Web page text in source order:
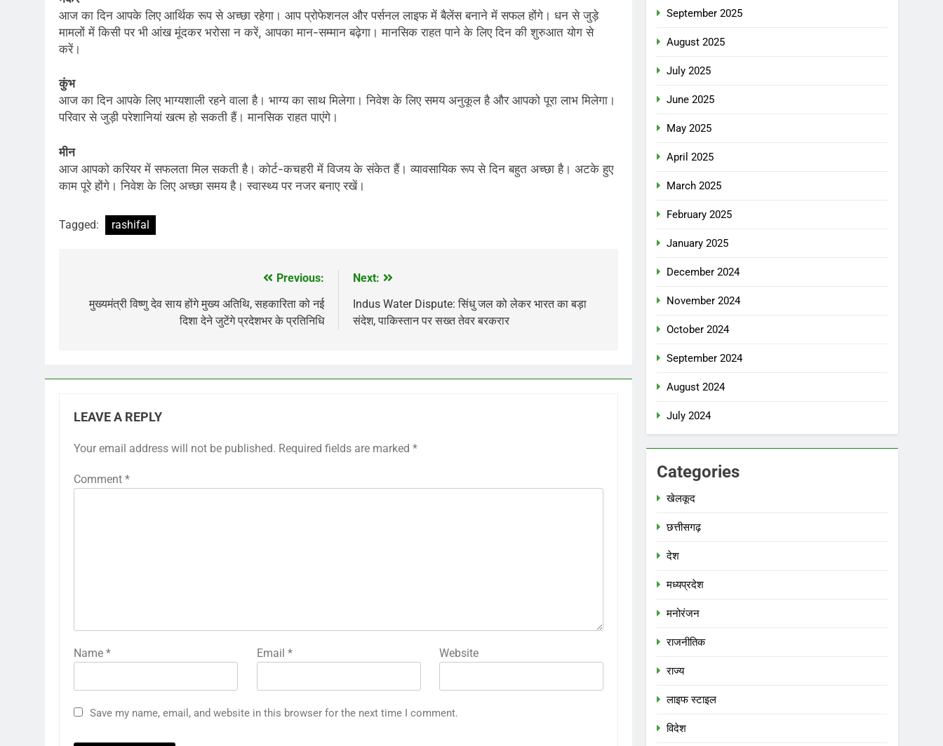
आज का दिन आपके लिए आर्थिक रूप से अच्छा रहेगा। आप प्रोफेशनल और पर्सनल लाइफ में बैलेंस बनाने में सफल होंगे। धन से जुड़े
मामलों में किसी पर भी आंख मूंदकर भरोसा न करें, आपका मान-सम्मान बढ़ेगा। मानसिक राहत पाने के लिए दिन की शुरुआत योग से
करें।
कुंभ
आज का दिन आपके लिए भाग्यशाली रहने वाला है। भाग्य का साथ मिलेगा। निवेश के लिए समय अनुकूल है और आपको पूरा लाभ मिलेगा।
परिवार से जुड़ी परेशानियां खत्म हो सकती हैं। मानसिक राहत पाएंगे।
मीन
आज आपको करियर में सफलता मिल सकती है। कोर्ट-कचहरी में विजय के संकेत हैं। व्यावसायिक रूप से दिन बहुत अच्छा है। अटके हुए
काम पूरे होंगे। निवेश के लिए अच्छा समय है। स्वास्थ्य पर नजर बनाए रखें।
Tagged: rashifal
navigation
Previous:
मुख्यमंत्री विष्णु देव साय होंगे मुख्य अतिथि, सहकारिता को नई
दिशा देने जुटेंगे प्रदेशभर के प्रतिनिधि
Next:
Indus Water Dispute: सिंधु जल को लेकर भारत का बड़ा
संदेश, पाकिस्तान पर सख्त तेवर बरकरार
LEAVE A REPLY
Your email address will not be published. Required fields are marked *
Comment *
Name * Email * Website
Save my name, email, and website in this browser for the next time I comment.
September 2025
August 2025
July 2025
June 2025
May 2025
April 2025
March 2025
February 2025
January 2025
December 2024
November 2024
October 2024
September 2024
August 2024
July 2024
Categories
खेलकूद
छत्तीसगढ़
देश
मध्‍यप्रदेश
मनोरंजन
राजनीतिक
राज्य
लाइफ स्टाइल
विदेश